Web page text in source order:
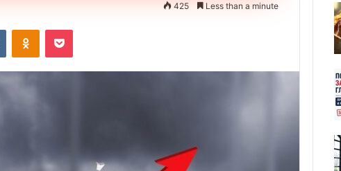
425 Less than a minute